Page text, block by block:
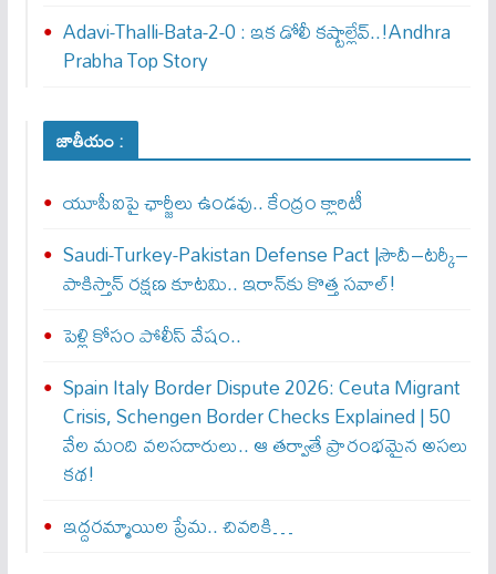
Adavi-Thalli-Bata-2-0 : ఇక డోలీ క‌ష్టాల్లేవ్..!Andhra
Prabha Top Story
జాతీయం :
యూపీఐపై ఛార్జీలు ఉండవు.. కేంద్రం క్లారిటీ
Saudi-Turkey-Pakistan Defense Pact |సౌదీ–టర్కీ–
పాకిస్తాన్ రక్షణ కూటమి.. ఇరాన్‌కు కొత్త సవాల్!
పెళ్లి కోసం పోలీస్ వేషం..
Spain Italy Border Dispute 2026: Ceuta Migrant
Crisis, Schengen Border Checks Explained | 50
వేల మంది వలసదారులు.. ఆ తర్వాతే ప్రారంభ‌మైన అసలు
కథ!
ఇద్దరమ్మాయిల ప్రేమ.. చివరికి…